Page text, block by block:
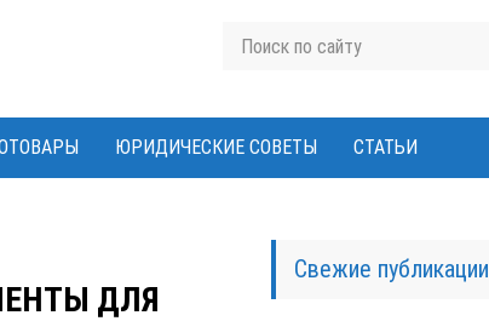
ЮРИДИЧЕСКИЕ СОВЕТЫ СТАТЬИ
ДЛЯ
Свежие публикации